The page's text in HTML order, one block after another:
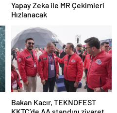
Yapay Zeka ile MR Çekimleri
Hızlanacak
Bakan Kacır, TEKNOFEST